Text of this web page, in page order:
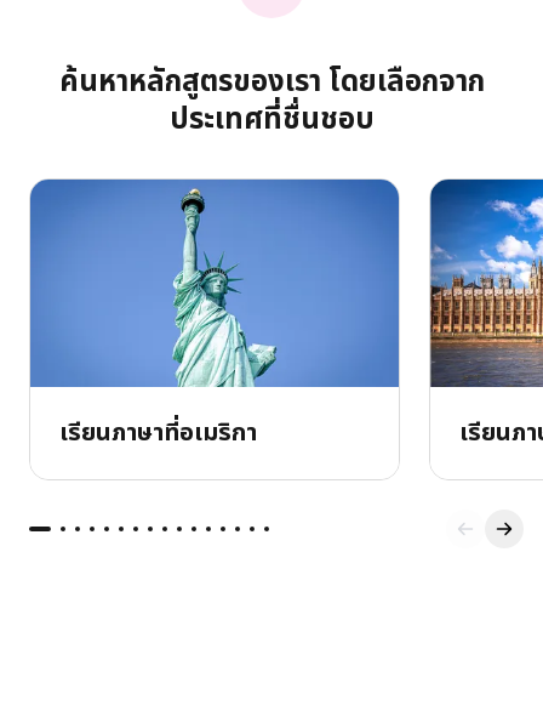
ค้นหาหลักสูตรของเรา โดยเลือกจาก
ประเทศที่ชื่นชอบ
เรียนภาษาที่อเมริกา เรียนภ